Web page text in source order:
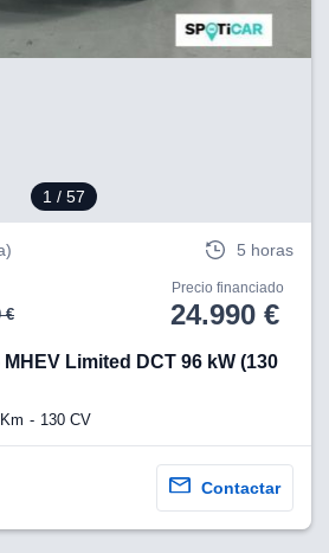
1 / 57
5 horas
€
Precio financiado
24.990 €
Limited DCT 96 kW (130
130 CV
Contactar